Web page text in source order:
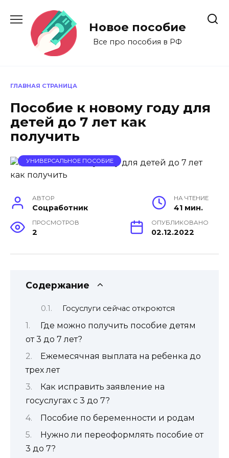
содержанию
Новое пособие
Все про пособия в РФ
ГЛАВНАЯ СТРАНИЦА
Пособие к новому году для
детей до 7 лет как
получить
УНИВЕРСАЛЬНОЕ ПОСОБИЕ
АВТОР
Соцработник
НА ЧТЕНИЕ
41 мин.
ПРОСМОТРОВ
2
ОПУБЛИКОВАНО
02.12.2022
Содержание
Госуслуги сейчас откроются
Где можно получить пособие детям
от 3 до 7 лет?
Ежемесячная выплата на ребенка до
трех лет
Как исправить заявление на
госуслугах с 3 до 7?
Пособие по беременности и родам
Нужно ли переоформлять пособие от
3 до 7?